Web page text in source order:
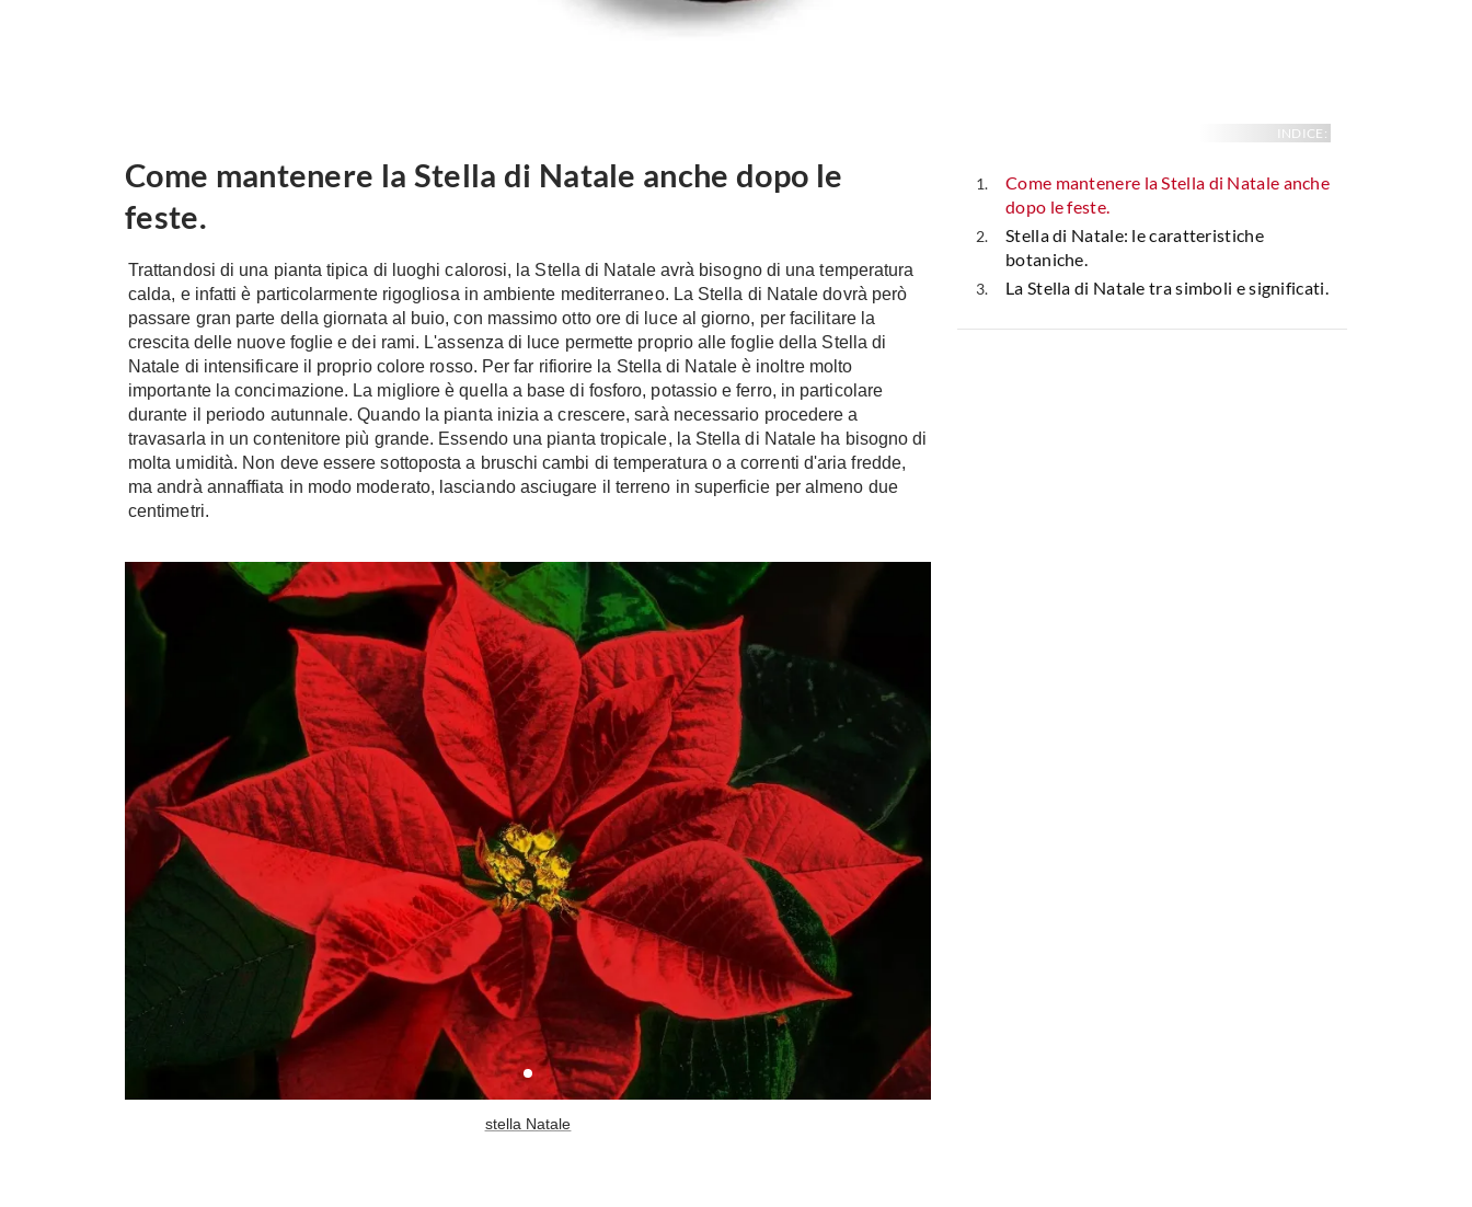
Come mantenere la Stella di Natale anche dopo le
feste.
Trattandosi di una pianta tipica di luoghi calorosi, la Stella di Natale avrà bisogno di una temperatura
calda, e infatti è particolarmente rigogliosa in ambiente mediterraneo. La Stella di Natale dovrà però
passare gran parte della giornata al buio, con massimo otto ore di luce al giorno, per facilitare la
crescita delle nuove foglie e dei rami. L'assenza di luce permette proprio alle foglie della Stella di
Natale di intensificare il proprio colore rosso. Per far rifiorire la Stella di Natale è inoltre molto
importante la concimazione. La migliore è quella a base di fosforo, potassio e ferro, in particolare
durante il periodo autunnale. Quando la pianta inizia a crescere, sarà necessario procedere a
travasarla in un contenitore più grande. Essendo una pianta tropicale, la Stella di Natale ha bisogno di
molta umidità. Non deve essere sottoposta a bruschi cambi di temperatura o a correnti d'aria fredde,
ma andrà annaffiata in modo moderato, lasciando asciugare il terreno in superficie per almeno due
centimetri.
stella Natale
INDICE:
Come mantenere la Stella di Natale anche
dopo le feste.
Stella di Natale: le caratteristiche
botaniche.
La Stella di Natale tra simboli e significati.